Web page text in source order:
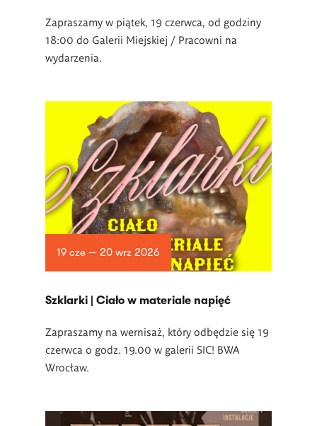
Zapraszamy w piątek, 19 czerwca, od godziny
18:00 do Galerii Miejskiej / Pracowni na
wydarzenia.
19 cze — 20 wrz 2026
­Szklarki | Ciało w materiale napięć
Zapraszamy na wernisaż, który odbędzie się 19
czerwca o godz. 19.00 w galerii SIC! BWA
Wrocław.